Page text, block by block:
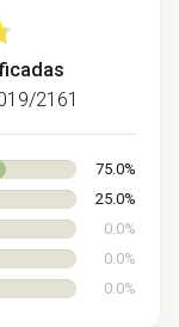
2161
75.0%
25.0%
0.0%
0.0%
0.0%